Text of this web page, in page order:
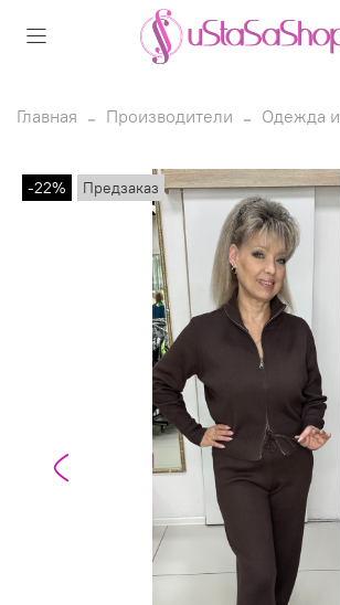
Главная Производители Одежда
-22% Предзаказ